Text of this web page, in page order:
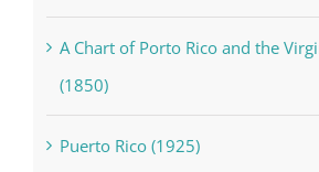
A Chart of Porto Rico and the
(1850)
Puerto Rico (1925)